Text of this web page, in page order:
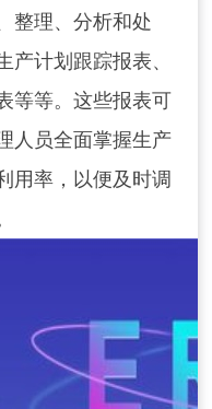
整理、分析和处
产计划跟踪报表、
等等。这些报表可
人员全面掌握生产
用率，以便及时调